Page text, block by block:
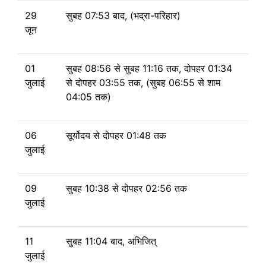
29
जून
सुबह 07:53 बाद, (भद्रा-परिहार)
01
जुलाई
सुबह 08:56सेसुबह 11:16 तक, दोपहर 01:34
सेदोपहर 03:55 तक, (सुबह 06:55 से शाम
04:05 तक)
06
जुलाई
सूर्योदय सेदोपहर 01:48 तक
09
जुलाई
सुबह 10:38 से दोपहर 02:56 तक
11
जुलाई
सुबह 11:04 बाद, अभिजित्